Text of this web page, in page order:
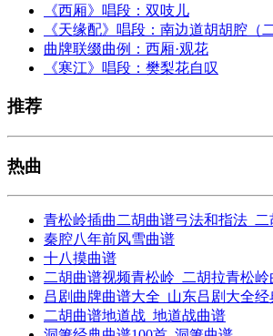
《西厢》唱段：双吱儿
《天缘配》唱段：南边道胡胡腔（二
曲牌联缀曲例：西厢·观花
《寒江》唱段：樊梨花自叹
推荐
热曲
青松岭插曲二胡曲谱弓法和指法_
秦腔八年前风雪曲谱
十八摸曲谱
二胡曲谱视频青松岭_二胡拉青松岭
吕剧曲牌曲谱大全_山东吕剧大全
二胡曲谱地道战_地道战曲谱